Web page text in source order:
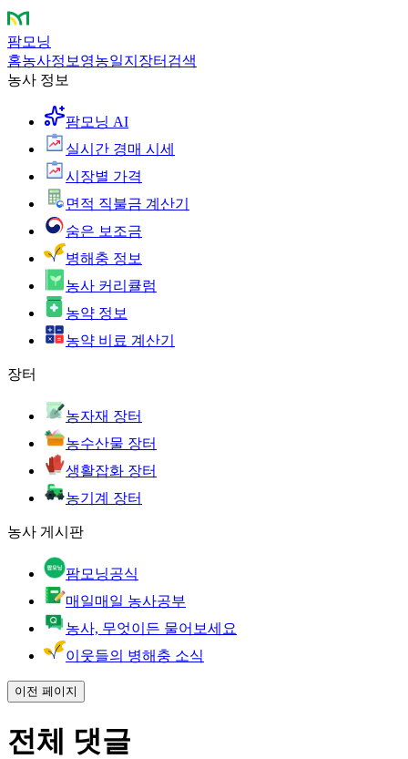
팜모닝
홈농사정보 영농일지 장터 검색
농사 정보
팜모닝 AI
실시간 경매 시세
시장별 가격
면적 직불금 계산기
숨은 보조금
병해충 정보
농사 커리큘럼
농약 정보
농약 비료 계산기
장터
농자재 장터
농수산물 장터
생활잡화 장터
농기계 장터
농사 게시판
팜모닝공식
매일매일 농사공부
농사, 무엇이든 물어보세요
이웃들의 병해충 소식
이전 페이지
전체 댓글